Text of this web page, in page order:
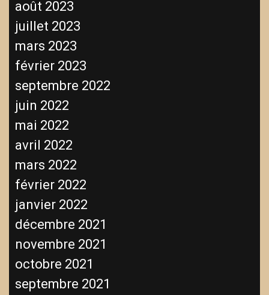
août 2023
juillet 2023
mars 2023
février 2023
septembre 2022
juin 2022
mai 2022
avril 2022
mars 2022
février 2022
janvier 2022
décembre 2021
novembre 2021
octobre 2021
septembre 2021